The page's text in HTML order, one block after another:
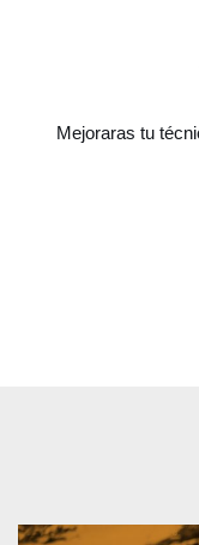
Mejoraras tu